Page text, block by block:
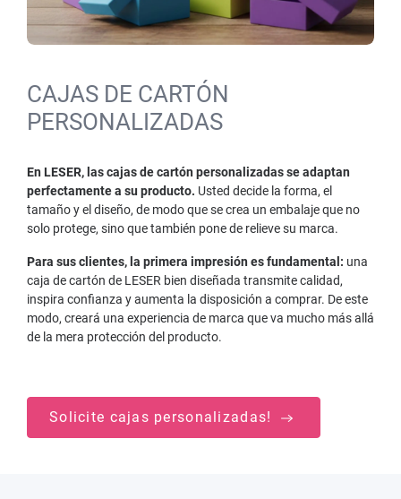
CAJAS DE CARTÓN
PERSONALIZADAS
En LESER, las cajas de cartón personalizadas se adaptan
perfectamente a su producto. Usted decide la forma, el
tamaño y el diseño, de modo que se crea un embalaje que no
solo protege, sino que también pone de relieve su marca.
Para sus clientes, la primera impresión es fundamental: una
caja de cartón de LESER bien diseñada transmite calidad,
inspira confianza y aumenta la disposición a comprar. De este
modo, creará una experiencia de marca que va mucho más allá
de la mera protección del producto.
Solicite cajas personalizadas!